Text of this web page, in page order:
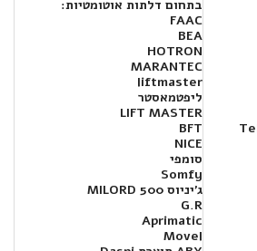
בתחום דלתות אוטומטיות:
FAAC
BEA
HOTRON
MARANTEC
liftmaster
ליפטמאסטר
LIFT MASTER
BFT
NICE
סומפי
Somfy
ג'יניוס MILORD 500
G.R
Aprimatic
Movel